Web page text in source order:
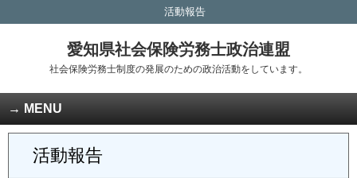
活動報告
愛知県社会保険労務士政治連盟
社会保険労務士制度の発展のための政治活動をしています。
MENU
活動報告